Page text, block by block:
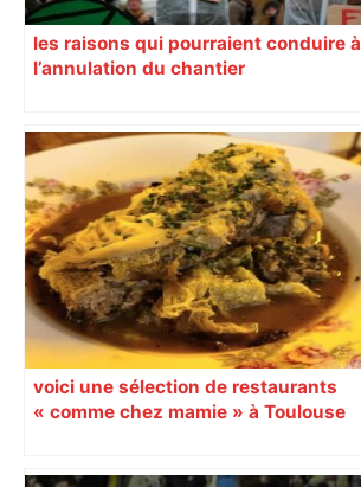
les raisons qui pourraient conduire à
l’annulation du chantier
voici une sélection de restaurants
« comme chez mamie » à Toulouse